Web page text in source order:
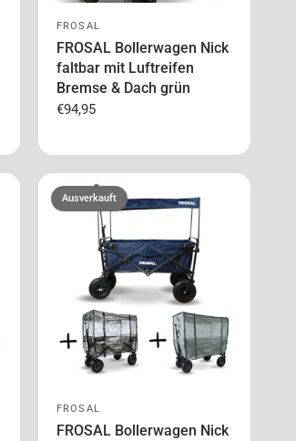
FROSAL
FROSAL Bollerwagen Nick
faltbar mit Luftreifen
Bremse & Dach grün
€94,95
Ausverkauft
FROSAL
FROSAL Bollerwagen Nick